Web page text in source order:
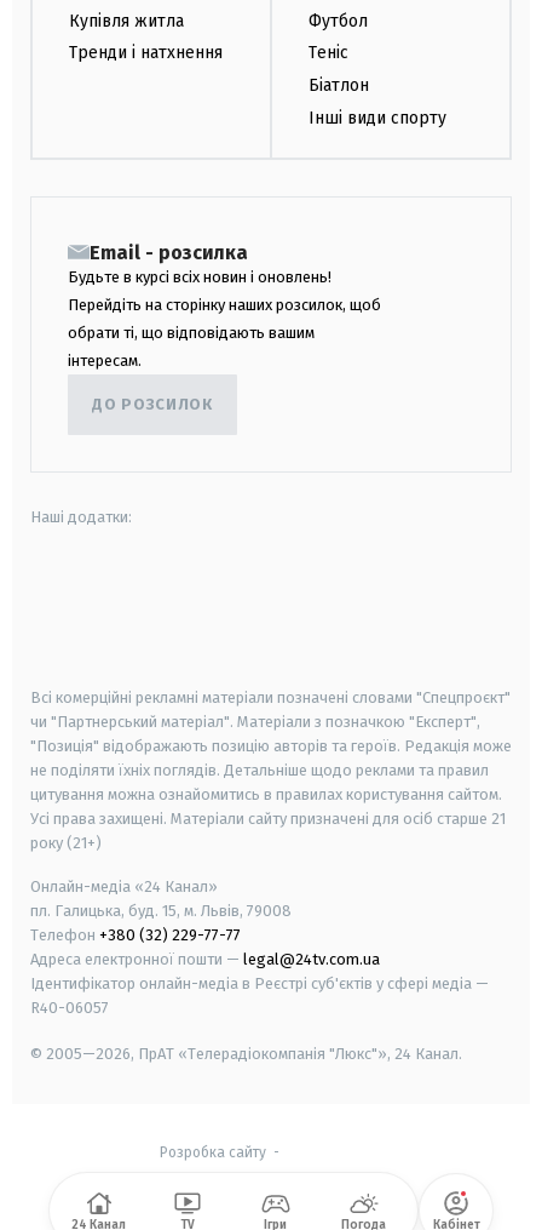
Купівля житла
Тренди і натхнення
Футбол
Теніс
Біатлон
Інші види спорту
Email - розсилка
Будьте в курсі всіх новин і оновлень!
Перейдіть на сторінку наших розсилок, щоб
обрати ті, що відповідають вашим
інтересам.
ДО РОЗСИЛОК
Наші додатки:
Всі комерційні рекламні матеріали позначені словами "Спецпроєкт"
чи "Партнерський матеріал". Матеріали з позначкою "Експерт",
"Позиція" відображають позицію авторів та героїв. Редакція може
не поділяти їхніх поглядів. Детальніше щодо реклами та правил
цитування можна ознайомитись в правилах користування сайтом.
Усі права захищені. Матеріали сайту призначені для осіб старше 21
року (21+)
Онлайн-медіа «24 Канал»
пл. Галицька, буд. 15, м. Львів, 79008
Телефон +380 (32) 229-77-77
Адреса електронної пошти — legal@24tv.com.ua
Ідентифікатор онлайн-медіа в Реєстрі суб'єктів у сфері медіа —
R40-06057
© 2005—2026, ПрАТ «Телерадіокомпанія "Люкс"», 24 Канал.
Розробка сайту-
24 Канал TV Ігри Погода Кабінет